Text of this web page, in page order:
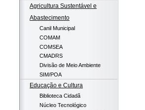
Agricultura Sustentável e
Abastecimento
Canil Municipal
COMAM
COMSEA
CMADRS
Divisão de Meio Ambiente
SIM/POA
Educação e Cultura
Biblioteca Cidadã
Núcleo Tecnológico